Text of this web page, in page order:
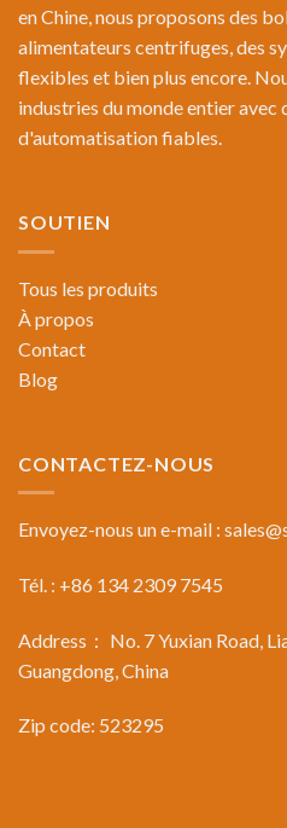
en Chine, nous proposons des
alimentateurs centrifuges, des
flexibles et bien plus encore.
industries du monde entier avec
d'automatisation fiables.
SOUTIEN
Tous les produits
À propos
Contact
Blog
CONTACTEZ-NOUS
Envoyez-nous un e-mail :
Tél. : +86 134 2309 7545
Address： No. 7 Yuxian Road,
Guangdong, China
Zip code: 523295